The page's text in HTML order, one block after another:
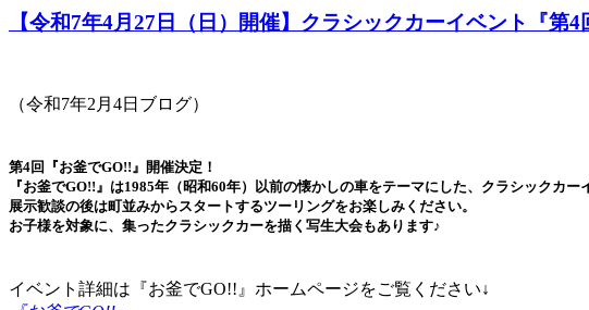
【令和7年4月27日（日）開催】クラシックカーイベント『
（令和7年2月4日ブログ）
第4回『お釜でGO!!』開催決定！
『お釜でGO!!』は1985年（昭和60年）以前の懐かしの車をテーマにした、クラシックカー
展示歓談の後は町並みからスタートするツーリングをお楽しみください。
お子様を対象に、集ったクラシックカーを描く写生大会もあります♪
イベント詳細は『お釜でGO!!』ホームページをご覧ください↓